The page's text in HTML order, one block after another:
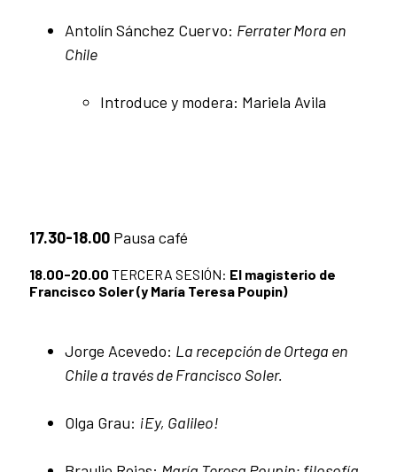
Antolín Sánchez Cuervo: Ferrater Mora en
Chile
Introduce y modera: Mariela Avila
17.30-18.00 Pausa café
18.00-20.00 TERCERA SESIÓN: El magisterio de
Francisco Soler (y María Teresa Poupin)
Jorge Acevedo: La recepción de Ortega en
Chile a través de Francisco Soler.
Olga Grau: ¡Ey, Galileo!